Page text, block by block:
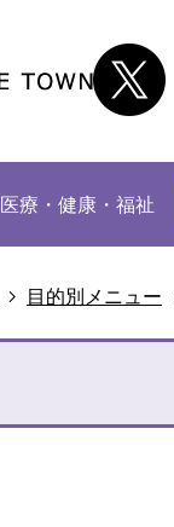
医療・健康・福祉
目的別メニュー